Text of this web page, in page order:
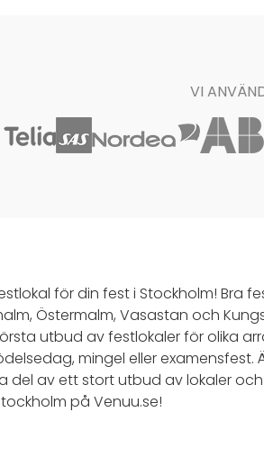
VI
för din fest i Stockholm! Bra
Östermalm, Vasastan och
utbud av festlokaler för olika
mingel eller
del av ett stort utbud av lokaler
på Venuu.se!